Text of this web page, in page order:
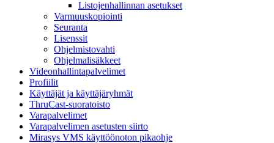
Listojenhallinnan asetukset
Varmuuskopiointi
Seuranta
Lisenssit
Ohjelmistovahti
Ohjelmalisäkkeet
Videonhallintapalvelimet
Profiilit
Käyttäjät ja käyttäjäryhmät
ThruCast-suoratoisto
Varapalvelimet
Varapalvelimen asetusten siirto
Mirasys VMS käyttöönoton pikaohje